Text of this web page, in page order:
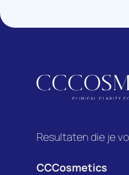
Resultaten die je
CCCosmetics